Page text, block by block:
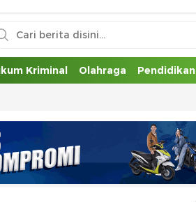
Kriminal Olahraga Pendidikan